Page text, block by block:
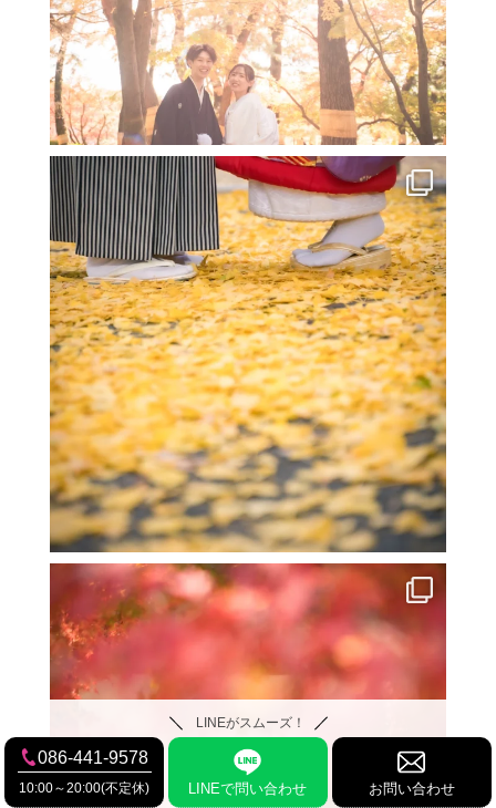
LINEがスムーズ！
086-441-9578
10:00～20:00(不定休) LINEで問い合わせ お問い合わせ